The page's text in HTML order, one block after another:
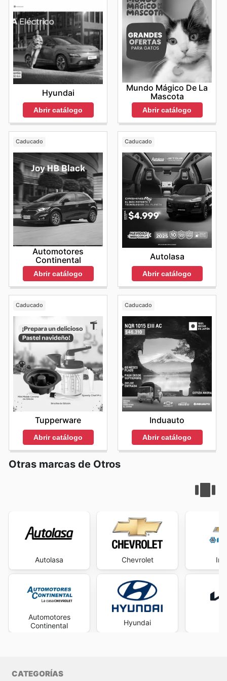
Hyundai
Abrir catálogo
Mundo Mágico De La
Mascota
Abrir catálogo
Caducado
Automotores
Continental
Abrir catálogo
Caducado
Autolasa
Abrir catálogo
Caducado
Tupperware
Abrir catálogo
Caducado
Induauto
Abrir catálogo
Otras marcas de Otros
Autolasa
Automotores
Continental
Chevrolet
Hyundai
CATEGORÍAS